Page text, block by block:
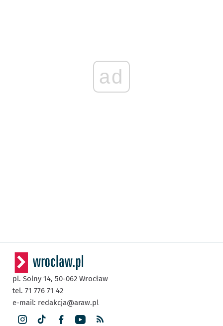
ad
pl. Solny 14, 50-062 Wrocław
tel. 71 776 71 42
e-mail: redakcja@araw.pl